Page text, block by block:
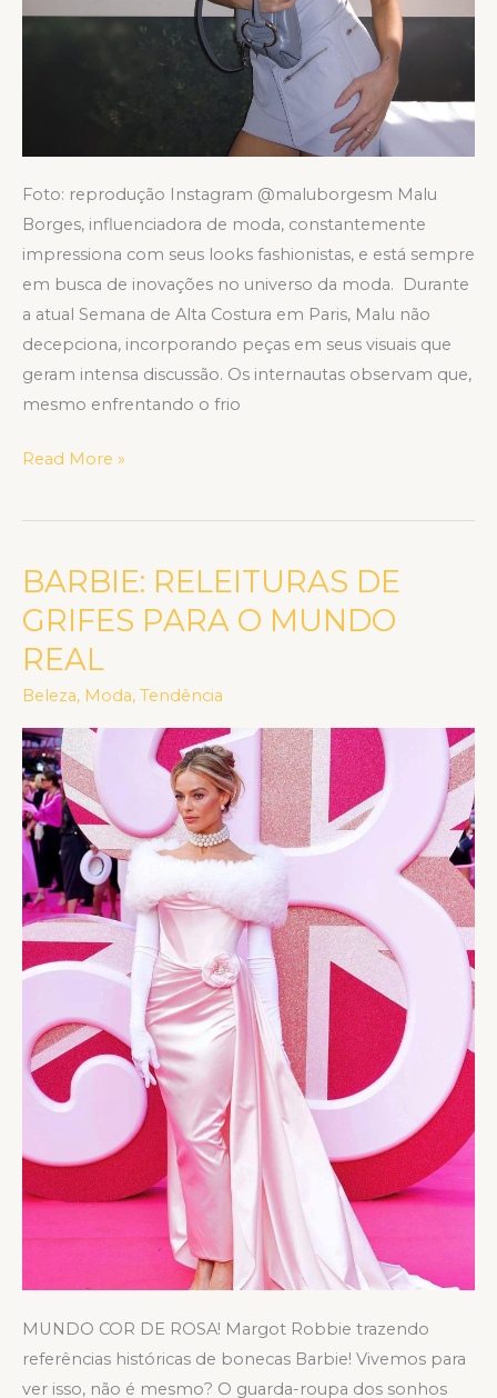
Foto: reprodução Instagram @maluborgesm Malu
Borges, influenciadora de moda, constantemente
impressiona com seus looks fashionistas, e está sempre
em busca de inovações no universo da moda. Durante
a atual Semana de Alta Costura em Paris, Malu não
decepciona, incorporando peças em seus visuais que
geram intensa discussão. Os internautas observam que,
mesmo enfrentando o frio
Read More »
BARBIE: RELEITURAS DE
GRIFES PARA O MUNDO
REAL
Beleza, Moda, Tendência
MUNDO COR DE ROSA! Margot Robbie trazendo
referências históricas de bonecas Barbie! Vivemos para
ver isso, não é mesmo? O guarda-roupa dos sonhos
BARBIE:
RELEITURAS
DE
GRIFES
PARA
O
MUNDO
REAL